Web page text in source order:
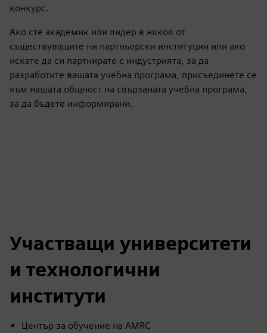
конкурс.
Ако сте академик или лидер в някоя от
съществуващите ни партньорски институции или ако
искате да си партнирате с индустрията, за да
разработите вашата учебна програма, присъединете се
към нашата общност на свързаната учебна програма,
за да бъдете информирани.